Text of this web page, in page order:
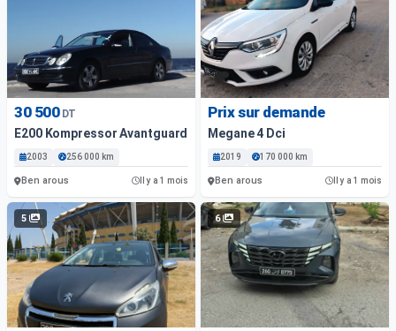
30 500 DT
E200 Kompressor Avantguarde Toutes Options
2003 256 000 km
Ben arous Il y a 1 mois
Prix sur demande
Megane 4 Dci
2019 170 000 km
Ben arous Il y a 1 mois
5 6